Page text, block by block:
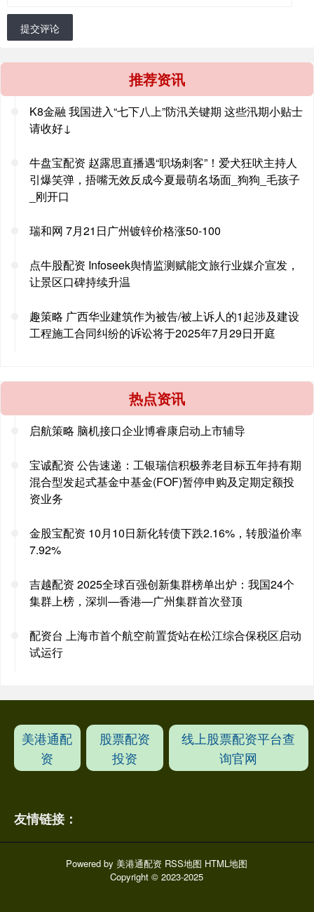
提交评论
推荐资讯
K8金融 我国进入“七下八上”防汛关键期 这些汛期小贴士
请收好↓
牛盘宝配资 赵露思直播遇“职场刺客”！爱犬狂吠主持人
引爆笑弹，捂嘴无效反成今夏最萌名场面_狗狗_毛孩子
_刚开口
瑞和网 7月21日广州镀锌价格涨50-100
点牛股配资 Infoseek舆情监测赋能文旅行业媒介宣发，
让景区口碑持续升温
趣策略 广西华业建筑作为被告/被上诉人的1起涉及建设
工程施工合同纠纷的诉讼将于2025年7月29日开庭
热点资讯
启航策略 脑机接口企业博睿康启动上市辅导
宝诚配资 公告速递：工银瑞信积极养老目标五年持有期
混合型发起式基金中基金(FOF)暂停申购及定期定额投
资业务
金股宝配资 10月10日新化转债下跌2.16%，转股溢价率
7.92%
吉越配资 2025全球百强创新集群榜单出炉：我国24个
集群上榜，深圳—香港—广州集群首次登顶
配资台 上海市首个航空前置货站在松江综合保税区启动
试运行
美港通配
资
股票配资
投资
线上股票配资平台查
询官网
友情链接：
Powered by美港通配资 RSS地图 HTML地图
Copyright© 2023-2025